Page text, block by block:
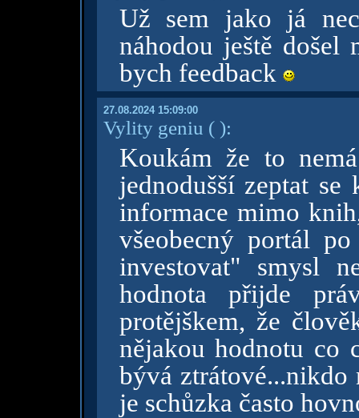
Už sem jako já
náhodou ještě došel
bych feedback
27.08.2024 15:09:00
Vylity geniu ( ):
Koukám že to
jednodušší zeptat se
informace mimo
všeobecný portál
investovat" smysl
hodnota přijde
protějškem, že
nějakou hodnotu co
bývá ztrátové...nikdo
je schůzka často